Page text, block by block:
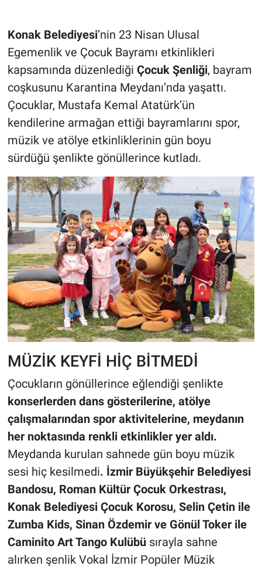
Konak Belediyesi’nin 23 Nisan Ulusal
Egemenlik ve Çocuk Bayramı etkinlikleri
kapsamında düzenlediği Çocuk Şenliği, bayram
coşkusunu Karantina Meydanı’nda yaşattı.
Çocuklar, Mustafa Kemal Atatürk’ün
kendilerine armağan ettiği bayramlarını spor,
müzik ve atölye etkinliklerinin gün boyu
sürdüğü şenlikte gönüllerince kutladı.
MÜZİK KEYFİ HİÇ BİTMEDİ
Çocukların gönüllerince eğlendiği şenlikte
konserlerden dans gösterilerine, atölye
çalışmalarından spor aktivitelerine, meydanın
her noktasında renkli etkinlikler yer aldı.
Meydanda kurulan sahnede gün boyu müzik
sesi hiç kesilmedi. İzmir Büyükşehir Belediyesi
Bandosu, Roman Kültür Çocuk Orkestrası,
Konak Belediyesi Çocuk Korosu, Selin Çetin ile
Zumba Kids, Sinan Özdemir ve Gönül Toker ile
Caminito Art Tango Kulübüsırayla sahne
alırken şenlik Vokal İzmir Popüler Müzik